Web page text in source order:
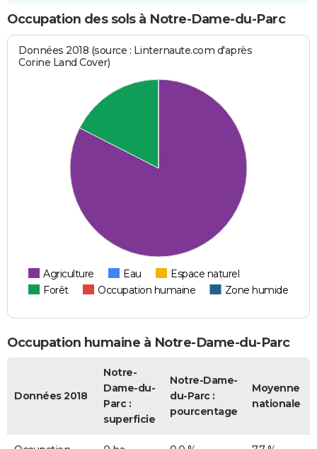
Occupation des sols à Notre-Dame-du-Parc
Données 2018 (source : Linternaute.com d'après
Corine Land Cover)
Agriculture Eau
Espace naturel
Forêt
Occupation humaine Zone humide
Occupation humaine à Notre-Dame-du-Parc
Données 2018
Notre-
Dame-du-
Parc :
superficie
Notre-Dame-
du-Parc :
pourcentage
Moyenne
nationale